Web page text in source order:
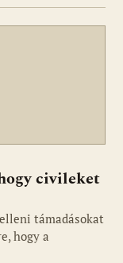
civileket
támadásokat
hogy a